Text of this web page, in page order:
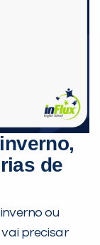
de
ou
precisar